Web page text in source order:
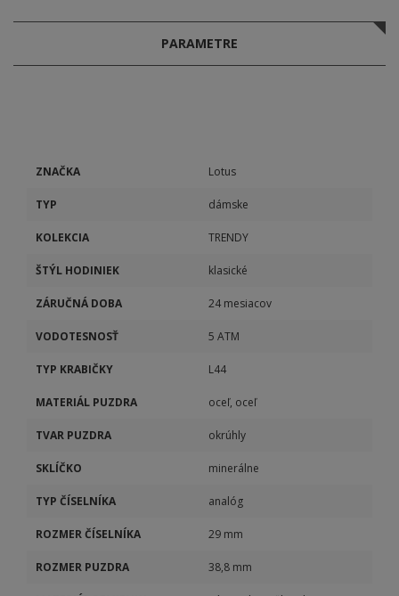
PARAMETRE
ZNAČKA Lotus
TYP dámske
KOLEKCIA TRENDY
ŠTÝL HODINIEK klasické
ZÁRUČNÁ DOBA 24 mesiacov
VODOTESNOSŤ 5 ATM
TYP KRABIČKY L44
MATERIÁL PUZDRA oceľ, oceľ
TVAR PUZDRA okrúhly
SKLÍČKO minerálne
TYP ČÍSELNÍKA analóg
ROZMER ČÍSELNÍKA 29 mm
ROZMER PUZDRA 38,8 mm